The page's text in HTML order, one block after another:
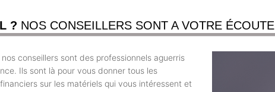
? NOS CONSEILLERS SONT A VOTRE ÉCOUTE
conseillers sont des professionnels aguerris
Ils sont là pour vous donner tous les
sur les matériels qui vous intéressent et